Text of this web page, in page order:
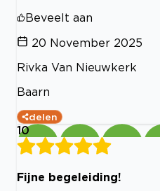
Beveelt aan
20 November 2025
Rivka Van Nieuwkerk
Baarn
delen
10
Fijne begeleiding!